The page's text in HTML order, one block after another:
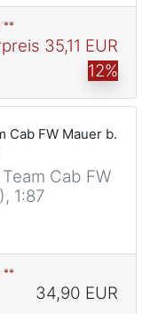
**
35,11 EUR
12%
Cab FW
1:87
**
34,90 EUR